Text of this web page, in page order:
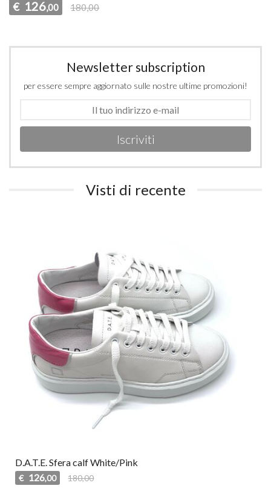
€ 126,00 180,00
Newsletter subscription
per essere sempre aggiornato sulle nostre ultime promozioni!
Iscriviti
Visti di recente
D.A.T.E. Sfera calf White/Pink
€ 126,00 180,00